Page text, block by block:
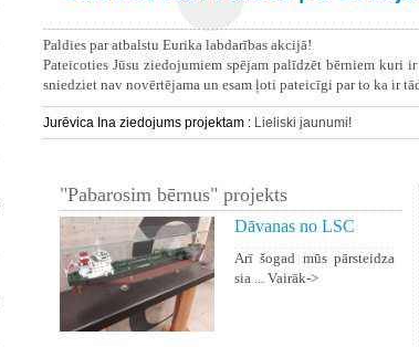
Paldies par atbalstu Eurika labdarības akcijā!
Pateicoties Jūsu ziedojumiem spējam palīdzēt bērniem kuri
sniedziet nav novērtējama un esam ļoti pateicīgi par to ka ir
Jurēvica Ina ziedojums projektam : Lieliski jaunumi!
"Pabarosim bērnus" projekts
Dāvanas no LSC
Arī šogad mūs pārsteidza
sia ... Vairāk->